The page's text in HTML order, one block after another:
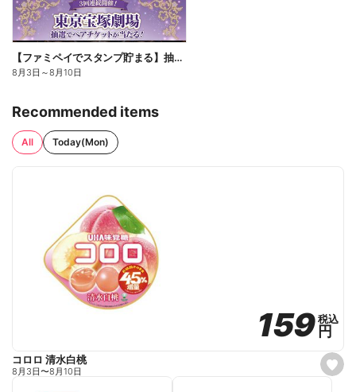
【ファミペイでスタンプ貯まる】抽選でペアチケットが当たる!
8月3日 ～8月10日
Recommended items
All Today(Mon)
s
e
159
159税込
税込
円
円
コロロ 清水白桃
8月3日〜8月10日